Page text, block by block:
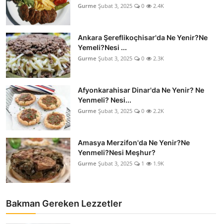
Gurme Şubat 3, 2025 0 2.4K
Ankara Şereflikoçhisar'da Ne Yenir?Ne
Yemeli?Nesi ...
Gurme Şubat 3, 2025 0 2.3K
Afyonkarahisar Dinar'da Ne Yenir? Ne
Yenmeli? Nesi...
Gurme Şubat 3, 2025 0 2.2K
Amasya Merzifon'da Ne Yenir?Ne
Yenmeli?Nesi Meşhur?
Gurme Şubat 3, 2025 1 1.9K
Bakman Gereken Lezzetler